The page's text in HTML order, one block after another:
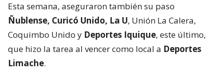
Esta semana, aseguraron también su paso
Ñublense, Curicó Unido, La U, Unión La Calera,
Coquimbo Unido y Deportes Iquique, este último,
que hizo la tarea al vencer como local a Deportes
Limache.